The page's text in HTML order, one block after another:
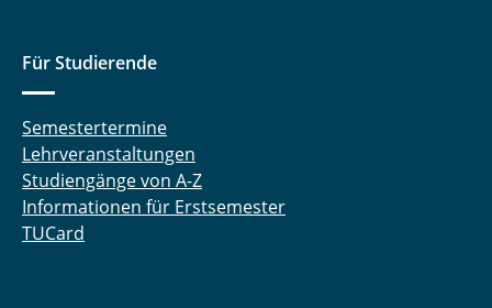
Für Studierende
Semestertermine
Lehrveranstaltungen
Studiengänge von A-Z
Informationen für Erstsemester
TUCard